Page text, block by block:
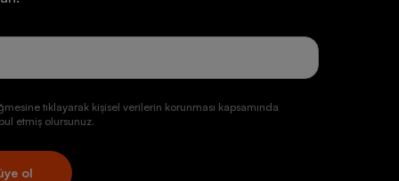
tıklayarak kişisel verilerin korunması kapsamında
etmiş olursunuz.
ol